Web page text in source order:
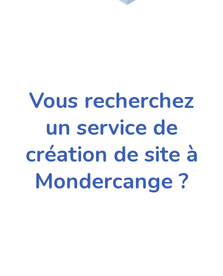
Vous recherchez
un service de
création de site à
Mondercange ?